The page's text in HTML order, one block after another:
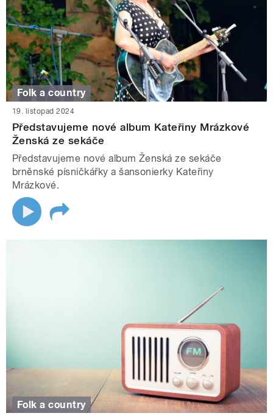
Folk a country
19. listopad 2024
Představujeme nové album Kateřiny Mrázkové
Ženská ze sekáče
Představujeme nové album Ženská ze sekáče
brněnské písničkářky a šansonierky Kateřiny
Mrázkové.
Folk a country